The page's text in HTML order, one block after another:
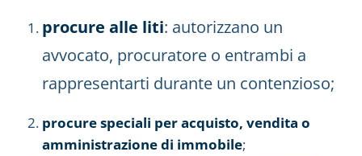
procure alle liti: autorizzano un
avvocato, procuratore o entrambi a
rappresentarti durante un contenzioso;
procure speciali per acquisto, vendita o
amministrazione di immobile;